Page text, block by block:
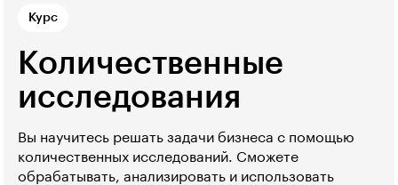
Курс
Количественные
исследования
Вы научитесь решать задачи бизнеса с помощью
количественных исследований. Сможете
обрабатывать, анализировать и использовать